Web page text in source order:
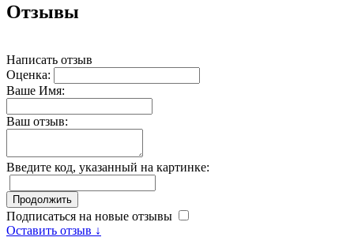
Отзывы
Написать отзыв
Оценка:
Ваше Имя:
Ваш отзыв:
Введите код, указанный на картинке:
Продолжить
Подписаться на новые отзывы
Оставить отзыв ↓